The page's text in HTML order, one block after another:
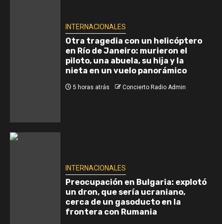
INTERNACIONALES
Otra tragedia con un helicóptero
en Río de Janeiro: murieron el
piloto, una abuela, su hija y la
nieta en un vuelo panorámico
5 horas atrás Concierto Radio Admin
INTERNACIONALES
Preocupación en Bulgaria: explotó
un dron, que sería ucraniano,
cerca de un gasoducto en la
frontera con Rumania